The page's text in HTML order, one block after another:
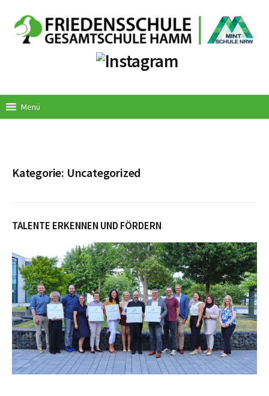
Inhalt
Menü
Kategorie: Uncategorized
TALENTE ERKENNEN UND FÖRDERN